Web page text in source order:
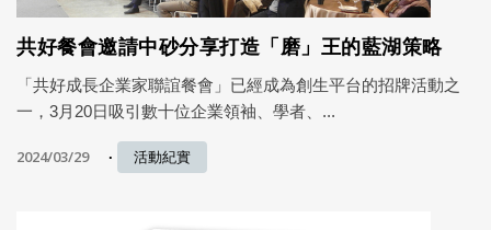
共好餐會邀請中砂分享打造「磨」王的藍湖策略
「共好成長企業家聯誼餐會」已經成為創生平台的招牌活動之
一，3月20日吸引數十位企業領袖、學者、...
2024/03/29 活動紀實